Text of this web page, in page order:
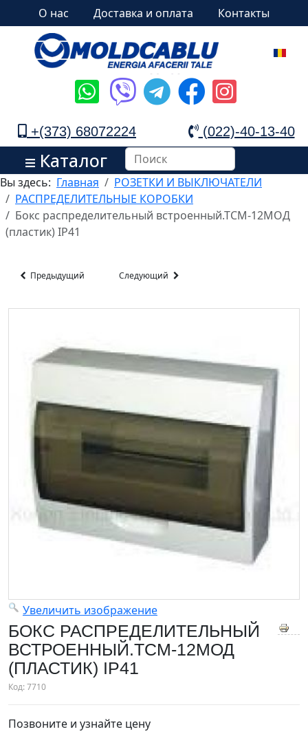
О нас Доставка и оплата Контакты
+(373) 68072224 (022)-40-13-40
Каталог
Вы здесь: Главная
РОЗЕТКИ И ВЫКЛЮЧАТЕЛИ
РАСПРЕДЕЛИТЕЛЬНЫЕ КОРОБКИ
Бокс распределительный встроенный.ТСМ-12МОД
(пластик) IP41
Предыдущий Следующий
Увеличить изображение
БОКС РАСПРЕДЕЛИТЕЛЬНЫЙ
ВСТРОЕННЫЙ.ТСМ-12МОД
(ПЛАСТИК) IP41
Код:7710
Позвоните и узнайте цену